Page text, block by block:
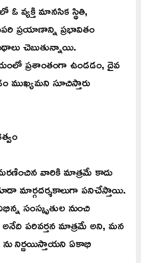
వ్యక్తి మానసిక స్థితి,
ప్రయాణాన్ని ప్రభావితం
చెబుతున్నాయి.
ప్రశాంతంగా ఉండడం, దైవ
ముఖ్యమని సూచిస్తారు
వారికి మాత్రమే కాదు
మార్గదర్శకాలుగా పనిచేస్తాయి.
సంస్కృతుల నుంచి
అనేది పరివర్తన మాత్రమే అని, మన
నిర్ణయిస్తాయని ఏకాభి